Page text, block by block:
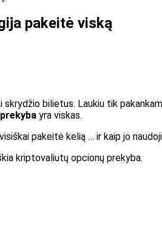
pakeitė viską
bilietus. Laukiu tik
yra viskas.
pakeitė kelią … ir kaip jo
kriptovaliutų opcionų prekyba.